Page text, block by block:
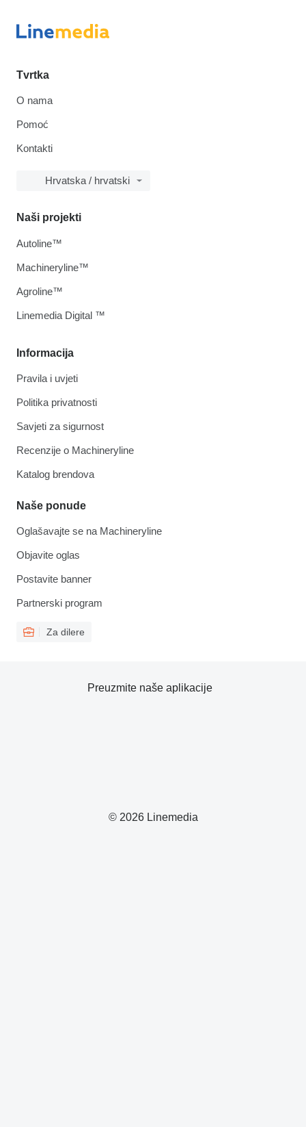
Tvrtka
O nama
Pomoć
Kontakti
Hrvatska / hrvatski
Informacija
Pravila i uvjeti
Politika privatnosti
Savjeti za sigurnost
Recenzije o Machineryline
Katalog brendova
Naše ponude
Oglašavajte se na Machineryline
Objavite oglas
Postavite banner
Partnerski program
Za dilere
Naši projekti
Autoline™
Machineryline™
Agroline™
Linemedia Digital ™
© 2026 Linemedia
Preuzmite naše aplikacije